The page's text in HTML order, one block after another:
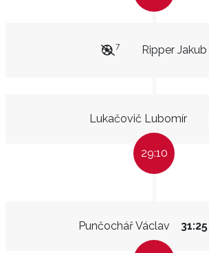
Ripper Jakub
7
Lukačovič Lubomír
29:10
Punčochář Václav 31:25